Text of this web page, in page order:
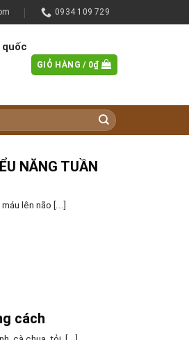
0934 109 729
GIỎ HÀNG / 0₫
NĂNG TUẦN
lên não [...]
cách